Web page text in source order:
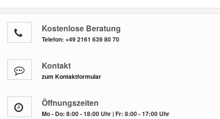
Kostenlose Beratung
Telefon: +49 2161 639 80 70
Kontakt
zum Kontaktformular
Öffnungszeiten
Mo - Do: 8:00 - 18:00 Uhr | Fr: 8:00 - 17:00 Uhr